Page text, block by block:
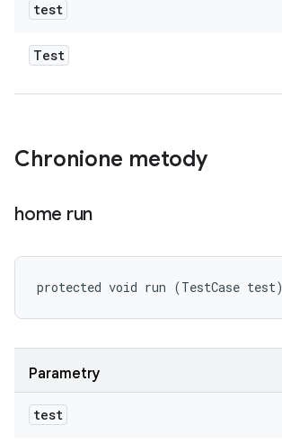
test
Test
Chronione metody
home run
protected void run (TestCase test)
Parametry
test